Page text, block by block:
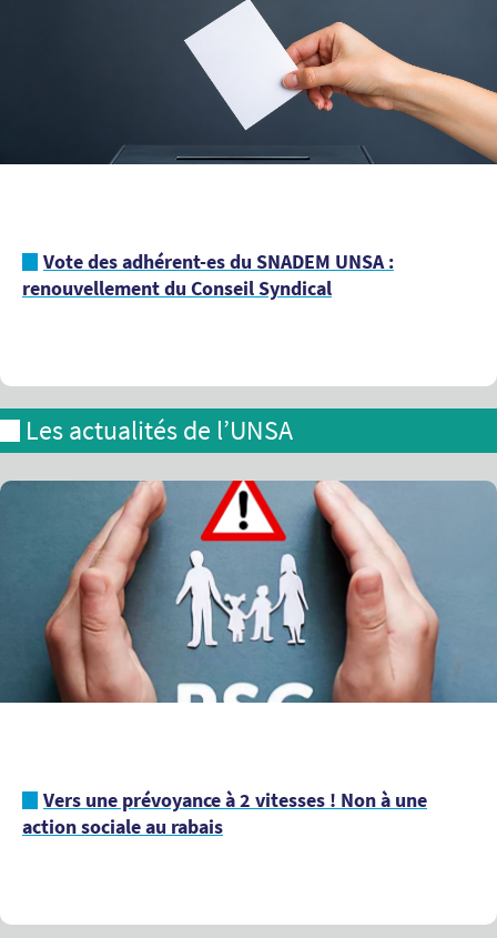
Vote des adhérent-es du SNADEM UNSA :
renouvellement du Conseil Syndical
Les actualités de l’UNSA
Vers une prévoyance à 2 vitesses ! Non à une
action sociale au rabais